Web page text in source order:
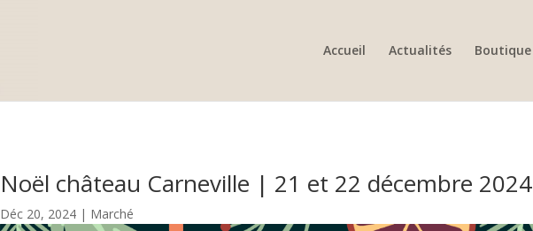
Accueil Actualités Boutique
Noël château Carneville | 21 et 22 décembre 2024
Déc 20, 2024 | Marché